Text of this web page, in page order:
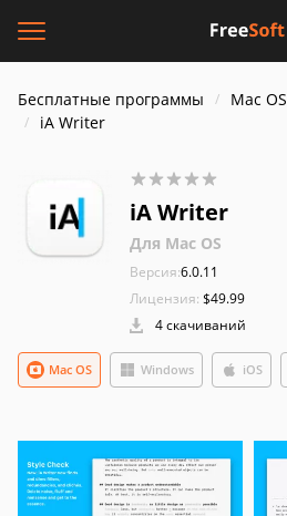
Бесплатные программы Mac OS
iA Writer
iA Writer
Для Mac OS
Версия:6.0.11
Лицензия: $49.99
4 скачиваний
Windows iOS
Mac OS